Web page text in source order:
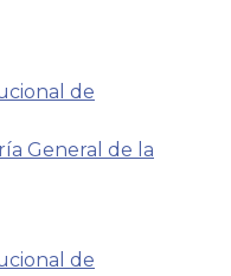
de
General de la
de